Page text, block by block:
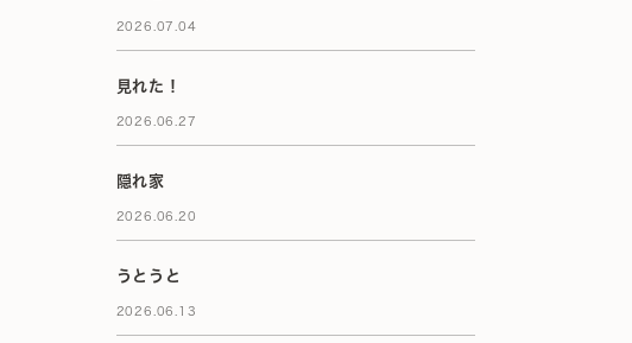
2026.07.04
見れた！
2026.06.27
隠れ家
2026.06.20
うとうと
2026.06.13